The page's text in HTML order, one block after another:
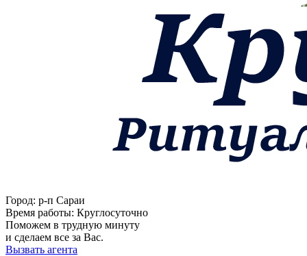
Город: р-п Сараи
Время работы: Круглосуточно
Поможем в трудную минуту
и сделаем все за Вас.
Вызвать агента